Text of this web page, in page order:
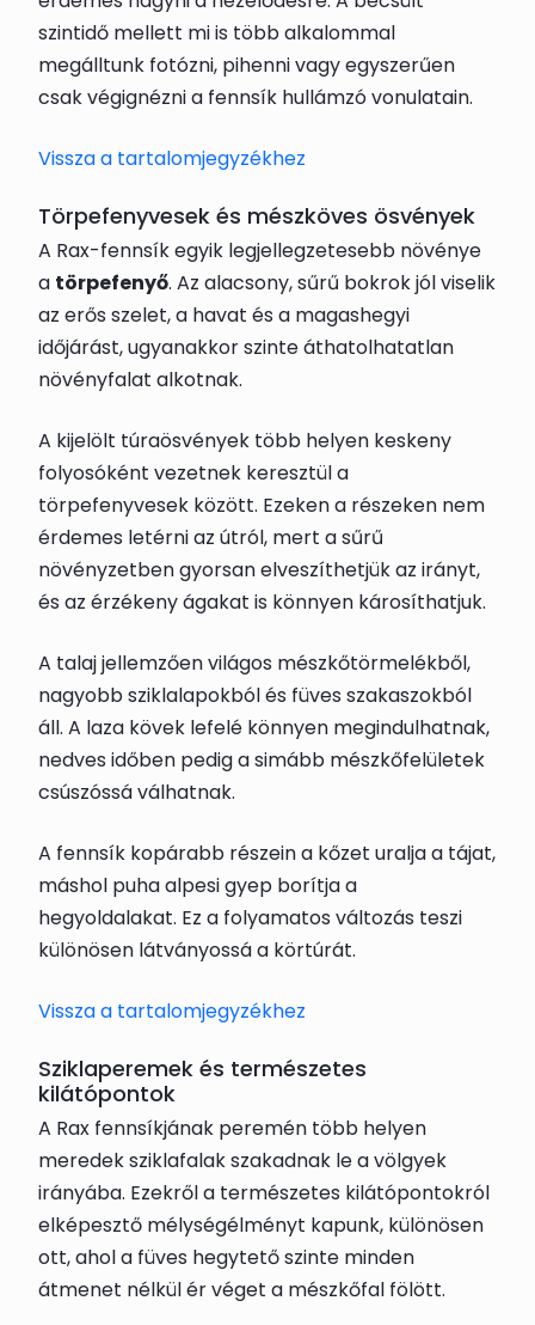
szintidő mellett mi is több alkalommal
megálltunk fotózni, pihenni vagy egyszerűen
csak végignézni a fennsík hullámzó vonulatain.
Vissza a tartalomjegyzékhez
Törpefenyvesek és mészköves ösvények
A Rax-fennsík egyik legjellegzetesebb növénye
a törpefenyő. Az alacsony, sűrű bokrok jól viselik
az erős szelet, a havat és a magashegyi
időjárást, ugyanakkor szinte áthatolhatatlan
növényfalat alkotnak.
A kijelölt túraösvények több helyen keskeny
folyosóként vezetnek keresztül a
törpefenyvesek között. Ezeken a részeken nem
érdemes letérni az útról, mert a sűrű
növényzetben gyorsan elveszíthetjük az irányt,
és az érzékeny ágakat is könnyen károsíthatjuk.
A talaj jellemzően világos mészkőtörmelékből,
nagyobb sziklalapokból és füves szakaszokból
áll. A laza kövek lefelé könnyen megindulhatnak,
nedves időben pedig a simább mészkőfelületek
csúszóssá válhatnak.
A fennsík kopárabb részein a kőzet uralja a tájat,
máshol puha alpesi gyep borítja a
hegyoldalakat. Ez a folyamatos változás teszi
különösen látványossá a körtúrát.
Vissza a tartalomjegyzékhez
Sziklaperemek és természetes
kilátópontok
A Rax fennsíkjának peremén több helyen
meredek sziklafalak szakadnak le a völgyek
irányába. Ezekről a természetes kilátópontokról
elképesztő mélységélményt kapunk, különösen
ott, ahol a füves hegytető szinte minden
átmenet nélkül ér véget a mészkőfal fölött.